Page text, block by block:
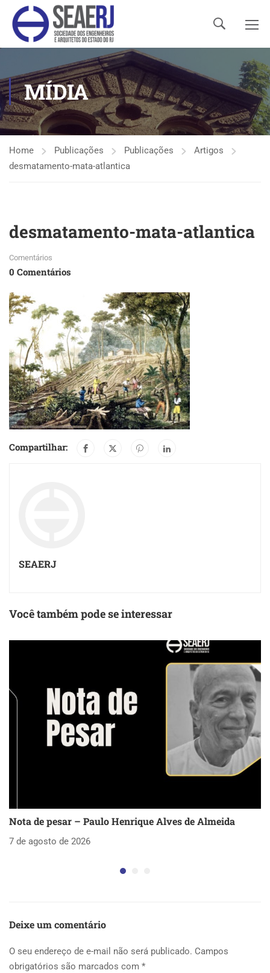
MÍDIA
Home Publicações Publicações
Artigos
desmatamento-mata-atlantica
desmatamento-mata-atlantica
Comentários
0 Comentários
Compartilhar:
SEAERJ
Você também pode se interessar
Nota de pesar – Paulo Henrique Alves de Almeida
7 de agosto de 2026
Deixe um comentário
O seu endereço de e-mail não será publicado. Campos
obrigatórios são marcados com *